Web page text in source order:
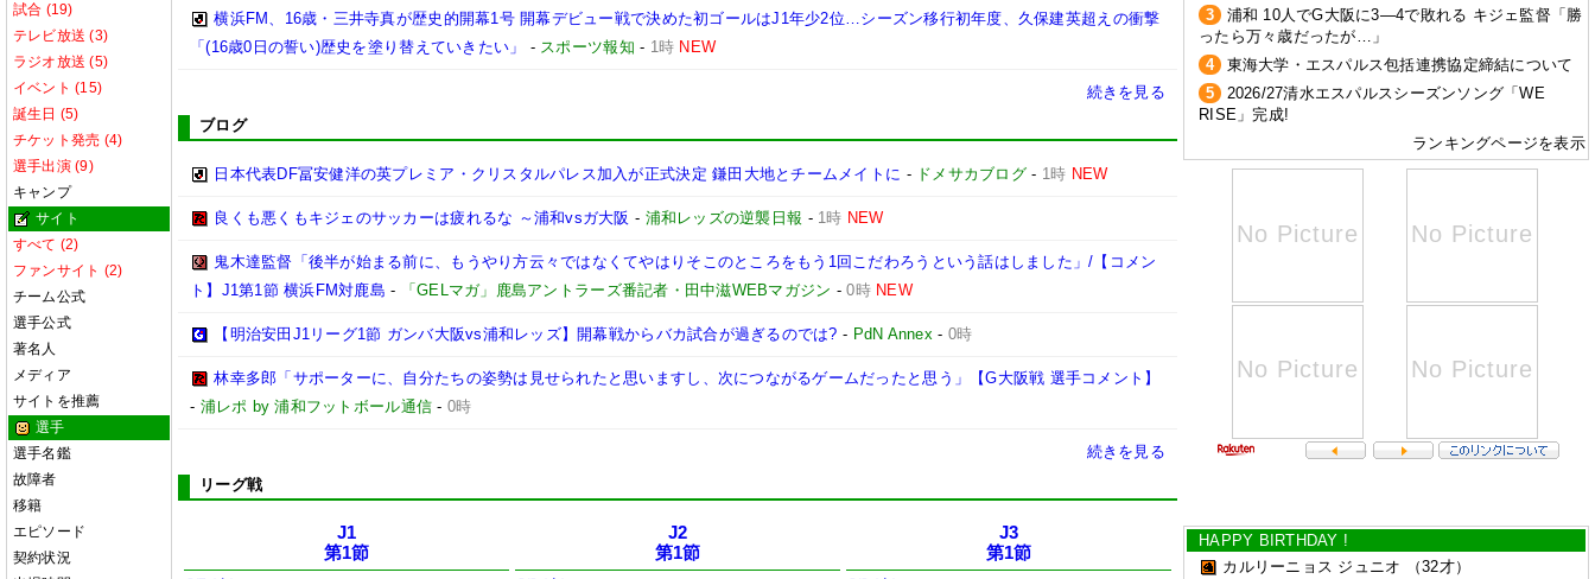
試合 (19)
テレビ放送 (3)
ラジオ放送 (5)
イベント (15)
誕生日 (5)
チケット発売 (4)
選手出演 (9)
キャンプ
サイト
すべて (2)
ファンサイト (2)
チーム公式
選手公式
著名人
メディア
サイトを推薦
選手
選手名鑑
故障者
移籍
エピソード
契約状況
横浜FM、16歳・三井寺真が歴史的開幕1号 開幕デビュー戦で決めた初ゴールはJ1年少2位…シーズン移行初年度、久保建英超えの衝撃
「(16歳0日の誓い)歴史を塗り替えていきたい」
- スポーツ報知 - 1時 NEW
続きを見る
ブログ
日本代表DF冨安健洋の英プレミア・クリスタルパレス加入が正式決定 鎌田大地とチームメイトに - ドメサカブログ- 1時 NEW
良くも悪くもキジェのサッカーは疲れるな ～浦和vsガ大阪 - 浦和レッズの逆襲日報 - 1時 NEW
鬼木達監督「後半が始まる前に、もうやり方云々ではなくてやはりそこのところをもう1回こだわろうという話はしました」/【コメン
ト】J1第1節 横浜FM対鹿島 - 「GELマガ」鹿島アントラーズ番記者・田中滋WEBマガジン -0時 NEW
【明治安田J1リーグ1節 ガンバ大阪vs浦和レッズ】開幕戦からバカ試合が過ぎるのでは? - PdN Annex- 0時
林幸多郎「サポーターに、自分たちの姿勢は見せられたと思いますし、次につながるゲームだったと思う」【G大阪戦 選手コメント】
- 浦レポ by 浦和フットボール通信 - 0時
続きを見る
リーグ戦
J1
第1節
J2
第1節
J3
第1節
3
浦和 10人でG大阪に3―4で敗れる キジェ監督「勝
ったら万々歳だったが…」
4
東海大学・エスパルス包括連携協定締結について
5
2026/27清水エスパルスシーズンソング「WE
RISE」完成!
ランキングページを表示
HAPPY BIRTHDAY !
カルリーニョス ジュニオ
（32才）